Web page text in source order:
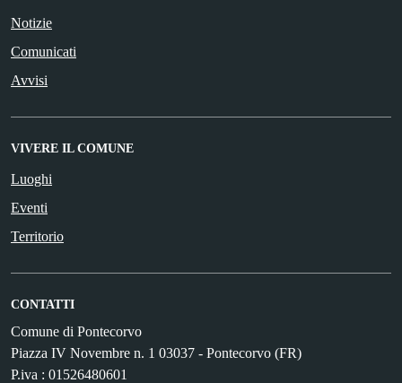
Notizie
Comunicati
Avvisi
VIVERE IL COMUNE
Luoghi
Eventi
Territorio
CONTATTI
Comune di Pontecorvo
Piazza IV Novembre n. 1 03037 - Pontecorvo (FR)
P.iva : 01526480601